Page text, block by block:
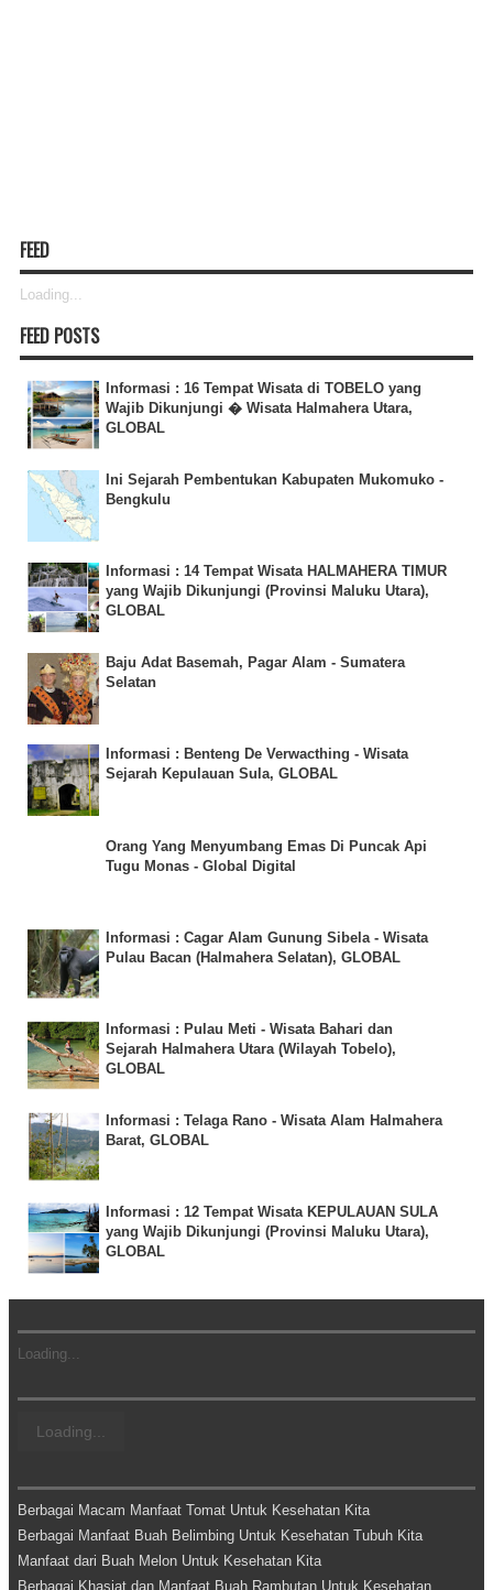
FEED
Loading...
FEED POSTS
Informasi : 16 Tempat Wisata di TOBELO yang
Wajib Dikunjungi � Wisata Halmahera Utara,
GLOBAL
Ini Sejarah Pembentukan Kabupaten Mukomuko -
Bengkulu
Informasi : 14 Tempat Wisata HALMAHERA TIMUR
yang Wajib Dikunjungi (Provinsi Maluku Utara),
GLOBAL
Baju Adat Basemah, Pagar Alam - Sumatera
Selatan
Informasi : Benteng De Verwacthing - Wisata
Sejarah Kepulauan Sula, GLOBAL
Orang Yang Menyumbang Emas Di Puncak Api
Tugu Monas - Global Digital
Informasi : Cagar Alam Gunung Sibela - Wisata
Pulau Bacan (Halmahera Selatan), GLOBAL
Informasi : Pulau Meti - Wisata Bahari dan
Sejarah Halmahera Utara (Wilayah Tobelo),
GLOBAL
Informasi : Telaga Rano - Wisata Alam Halmahera
Barat, GLOBAL
Informasi : 12 Tempat Wisata KEPULAUAN SULA
yang Wajib Dikunjungi (Provinsi Maluku Utara),
GLOBAL
Loading...
Loading...
Berbagai Macam Manfaat Tomat Untuk Kesehatan Kita
Berbagai Manfaat Buah Belimbing Untuk Kesehatan Tubuh Kita
Manfaat dari Buah Melon Untuk Kesehatan Kita
Berbagai Khasiat dan Manfaat Buah Rambutan Untuk Kesehatan